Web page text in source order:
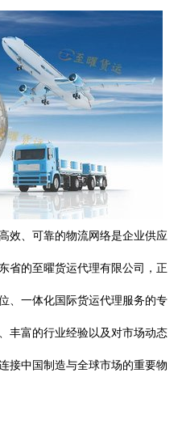
效、可靠的物流网络是企业供应
的至曜货运代理有限公司，正
、一体化国际货运代理服务的专
丰富的行业经验以及对市场动态
接中国制造与全球市场的重要物